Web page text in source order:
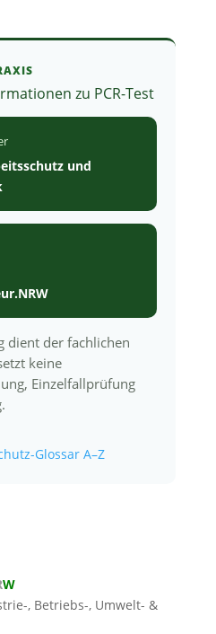
zu PCR-Test
und
dient der fachlichen
keine
Einzelfallprüfung
Glossar A–Z
W
, Betriebs-, Umwelt- &